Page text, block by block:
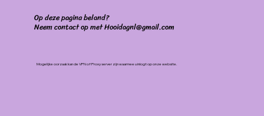
Op deze pagina beland?
Neem contact op met Hooidagnl@gmail.com
Mogelijke oorzaak kan de VPN of Proxy server zijn waarmee u inlogt op onze website.